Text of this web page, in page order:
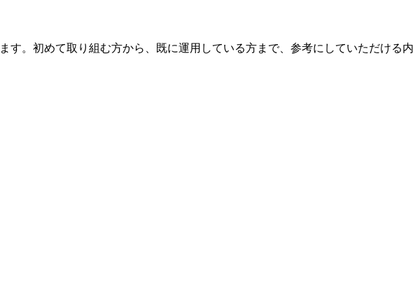
。初めて取り組む方から、既に運用している方まで、参考にしていただける内